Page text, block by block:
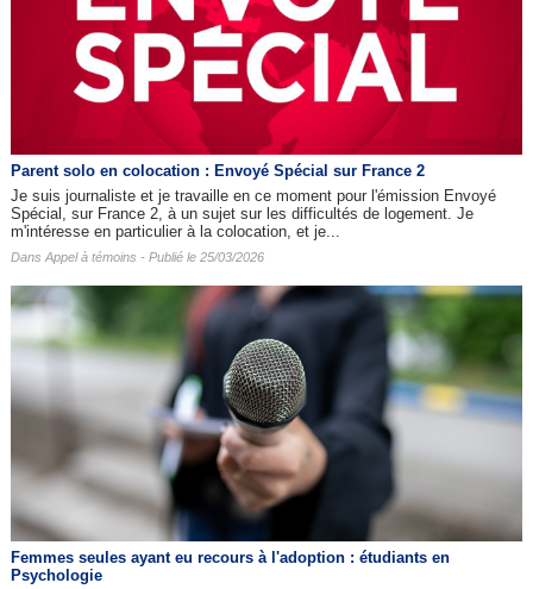
Parent solo en colocation : Envoyé Spécial sur France 2
Je suis journaliste et je travaille en ce moment pour l'émission Envoyé
Spécial, sur France 2, à un sujet sur les difficultés de logement. Je
m'intéresse en particulier à la colocation, et je...
Dans Appel à témoins - Publié le 25/03/2026
Femmes seules ayant eu recours à l'adoption : étudiants en
Psychologie